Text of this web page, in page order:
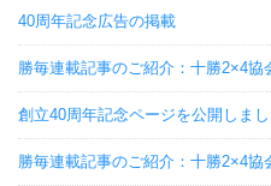
40周年記念広告の掲載
勝毎連載記事のご紹介：十勝2×4
創立40周年記念ページを公開しま
勝毎連載記事のご紹介：十勝2×4